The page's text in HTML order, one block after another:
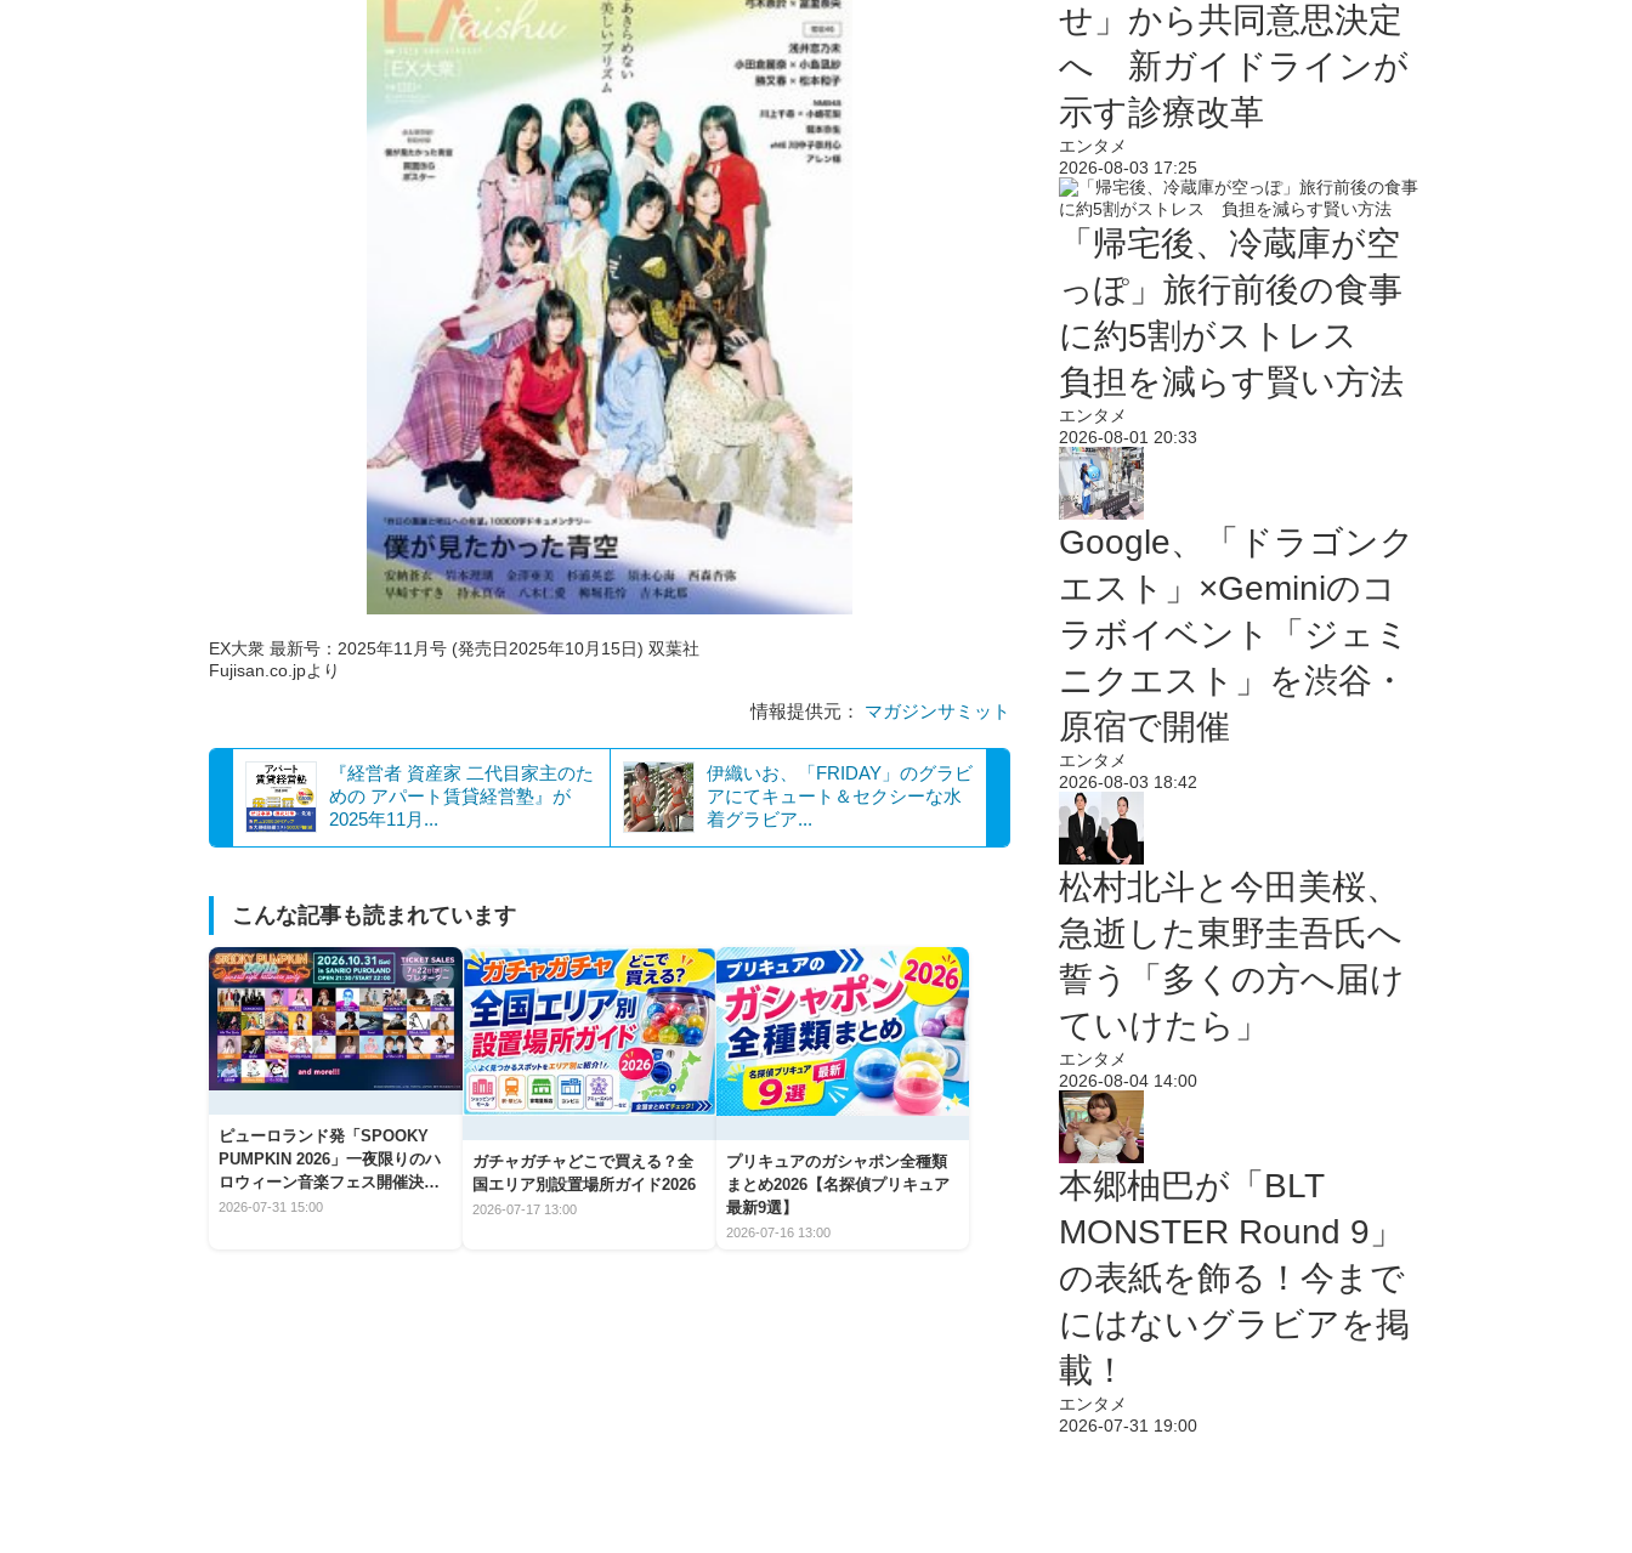
EX大衆 最新号：2025年11月号 (発売日2025年10月15日) 双葉社
Fujisan.co.jpより
情報提供元： マガジンサミット
『経営者 資産家 二代目家主のた
めの アパート賃貸経営塾』が
2025年11月...
伊織いお、「FRIDAY」のグラビ
アにてキュート＆セクシーな水
着グラビア...
こんな記事も読まれています
ピューロランド発「SPOOKY
PUMPKIN 2026」一夜限りのハ
ロウィーン音楽フェス開催決
定！
2026-07-31 15:00
ガチャガチャどこで買える？全
国エリア別設置場所ガイド2026
2026-07-17 13:00
プリキュアのガシャポン全種類
まとめ2026【名探偵プリキュア
最新9選】
2026-07-16 13:00
せ」から共同意思決定
へ 新ガイドラインが
示す診療改革
エンタメ
2026-08-03 17:25
「帰宅後、冷蔵庫が空
っぽ」旅行前後の食事
に約5割がストレス
負担を減らす賢い方法
エンタメ
2026-08-01 20:33
Google、「ドラゴンク
エスト」×Geminiのコ
ラボイベント「ジェミ
ニクエスト」を渋谷・
原宿で開催
エンタメ
2026-08-03 18:42
松村北斗と今田美桜、
急逝した東野圭吾氏へ
誓う「多くの方へ届け
ていけたら」
エンタメ
2026-08-04 14:00
本郷柚巴が「BLT
MONSTER Round 9」
の表紙を飾る！今まで
にはないグラビアを掲
載！
エンタメ
2026-07-31 19:00